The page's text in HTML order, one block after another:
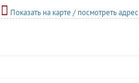
Показать на карте / посмотреть адрес